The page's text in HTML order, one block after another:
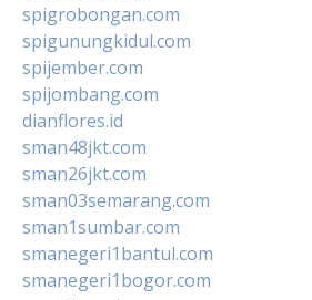
spigrobongan.com
spigunungkidul.com
spijember.com
spijombang.com
dianflores.id
sman48jkt.com
sman26jkt.com
sman03semarang.com
sman1sumbar.com
smanegeri1bantul.com
smanegeri1bogor.com